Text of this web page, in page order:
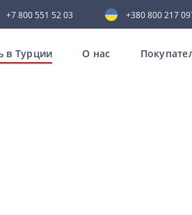
+7 800 551 52 03 +380 800 217
в Турции О нас